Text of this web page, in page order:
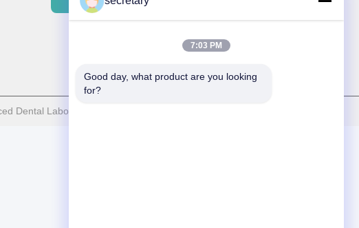
Dental Laboratory সমস্ত অধিকার সংরক্ষিত।
7:03 PM
Good day, what product are you looking
for?